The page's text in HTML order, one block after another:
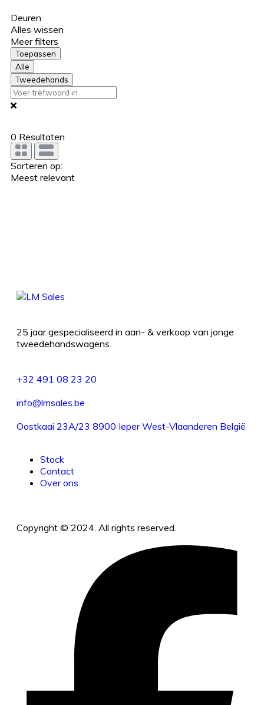
Deuren
Alles wissen
Meer filters
Toepassen
Alle
Tweedehands
0 Resultaten
Sorteren op:
Meest relevant
25 jaar gespecialiseerd in aan- & verkoop van jonge
tweedehandswagens.
+32 491 08 23 20
info@lmsales.be
Oostkaai 23A/23 8900 Ieper West-Vlaanderen België
Stock
Contact
Over ons
Copyright © 2024. All rights reserved.